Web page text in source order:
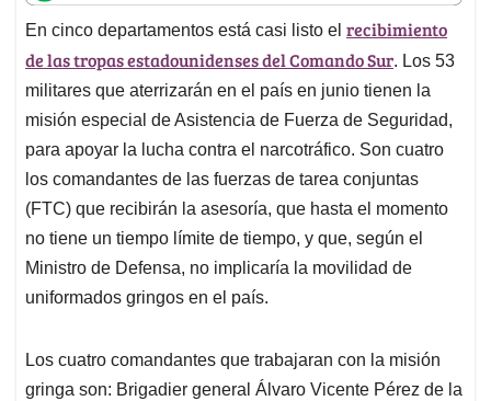
t
s
A
p
p
e
b
o
o
k
k
e
d
I
n
i
l
e
a
d
s
En cinco departamentos está casi listo el recibimiento
de las tropas estadounidenses del Comando Sur. Los 53
militares que aterrizarán en el país en junio tienen la
misión especial de Asistencia de Fuerza de Seguridad,
para apoyar la lucha contra el narcotráfico. Son cuatro
los comandantes de las fuerzas de tarea conjuntas
(FTC) que recibirán la asesoría, que hasta el momento
no tiene un tiempo límite de tiempo, y que, según el
Ministro de Defensa, no implicaría la movilidad de
uniformados gringos en el país.
Los cuatro comandantes que trabajaran con la misión
gringa son: Brigadier general Álvaro Vicente Pérez de la